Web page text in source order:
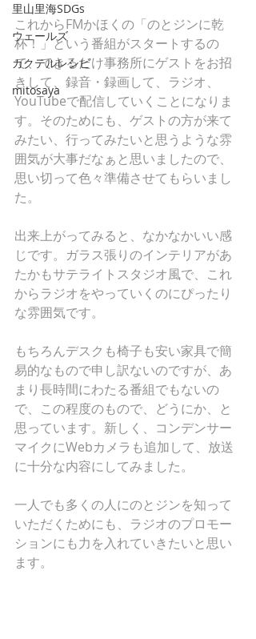
里山里海SDGs
ウェールズ
カクテルレシピ
mitosaya
これからFMかほくの「のとジンに乾
杯！」という番組がスタートするの
で、できるだけ事務所にゲストをお招
きして、録音・録画して、ラジオ、
YouTubeで配信していくことになりま
す。そのためにも、ゲストの方が来て
みたい、行ってみたいと思うような雰
囲気が大事だなぁと思いましたので、
思い切って色々準備させてもらいまし
た。
出来上がってみると、なかなかいい感
じです。ガラス張りのインテリアがあ
たかもサテライトスタジオ風で、これ
からラジオをやっていくのにぴったり
な雰囲気です。
もちろんデスクも椅子も安い家具で簡
易的なもので申し訳ないのですが、あ
まり長時間にわたる番組でもないの
で、この程度のもので、どうにか、と
思っています。新しく、コンデンサー
マイクにWebカメラも追加して、放送
に十分な内容にしてみました。
一人でも多くの人にのとジンを知って
いただくためにも、ラジオのプロモー
ションにも力を入れていきたいと思い
ます。